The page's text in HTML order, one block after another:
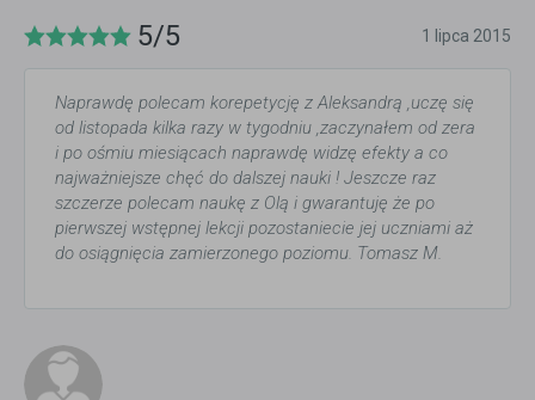
5/5 1 lipca 2015
Naprawdę polecam korepetycję z Aleksandrą ,uczę się
od listopada kilka razy w tygodniu ,zaczynałem od zera
i po ośmiu miesiącach naprawdę widzę efekty a co
najważniejsze chęć do dalszej nauki ! Jeszcze raz
szczerze polecam naukę z Olą i gwarantuję że po
pierwszej wstępnej lekcji pozostaniecie jej uczniami aż
do osiągnięcia zamierzonego poziomu. Tomasz M.